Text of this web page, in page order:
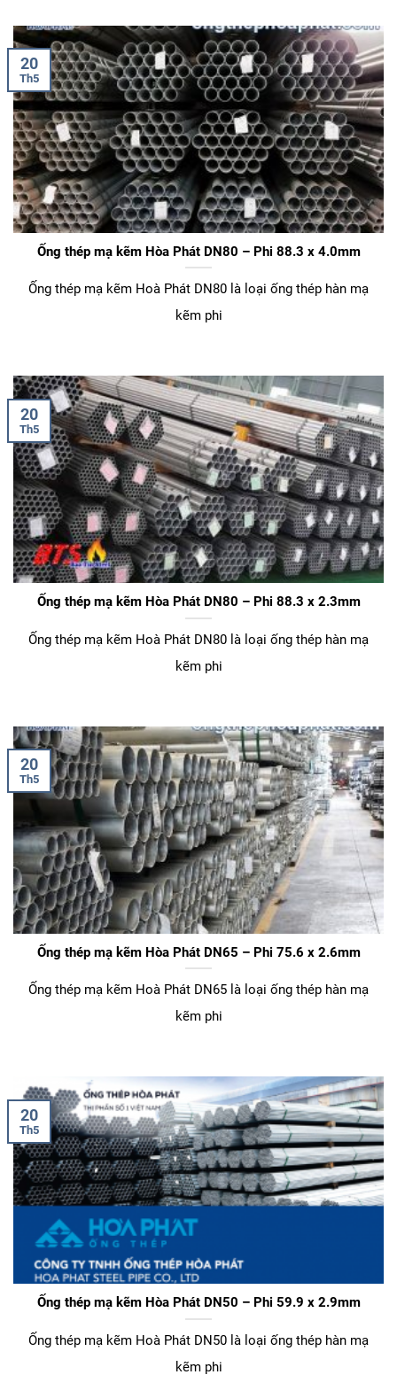
Ống thép mạ kẽm Hòa Phát DN80 – Phi 88.3 x 4.0mm
Ống thép mạ kẽm Hoà Phát DN80 là loại ống thép hàn mạ
kẽm phi
20
Th5
Ống thép mạ kẽm Hòa Phát DN80 – Phi 88.3 x 2.3mm
Ống thép mạ kẽm Hoà Phát DN80 là loại ống thép hàn mạ
kẽm phi
20
Th5
Ống thép mạ kẽm Hòa Phát DN65 – Phi 75.6 x 2.6mm
Ống thép mạ kẽm Hoà Phát DN65 là loại ống thép hàn mạ
kẽm phi
20
Th5
Ống thép mạ kẽm Hòa Phát DN50 – Phi 59.9 x 2.9mm
Ống thép mạ kẽm Hoà Phát DN50 là loại ống thép hàn mạ
kẽm phi
20
Th5